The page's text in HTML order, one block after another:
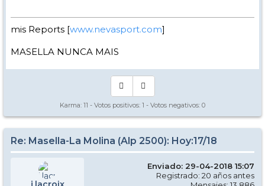
mis Reports [www.nevasport.com]
MASELLA NUNCA MAIS
Karma: 11 - Votos positivos: 1 - Votos negativos: 0
Re: Masella-La Molina (Alp 2500): Hoy:17/18
Enviado: 29-04-2018 15:07
Registrado: 20 años antes